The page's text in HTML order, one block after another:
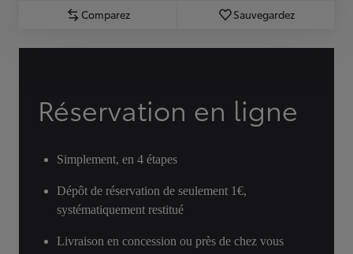
Comparez Sauvegardez
Réservation en ligne
Simplement, en 4 étapes
Dépôt de réservation de seulement 1€,
systématiquement restitué
Livraison en concession ou près de chez vous